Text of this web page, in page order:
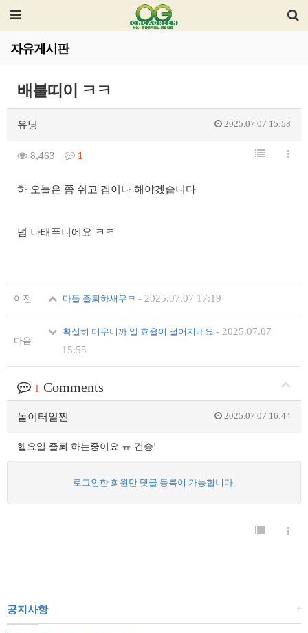
자유게시판
배불띠이 ㅋㅋ
유닝 2025.07.07 15:58
8,463 1
하 오늘은 쫌 쉬고 겜이나 해야겠습니다
넘 나태푸니에요 ㅋㅋ
이전 다들 즐퇴하새우ㅋ - 2025.07.07 17:19
다음
확실히 더우니까 일 효율이 떨어지네요 - 2025.07.07
15:55
1 Comments
놀이터일찐 2025.07.07 16:44
헬요일 즐퇴 하는중이요 ㅠ 건승!
로그인한 회원만 댓글 등록이 가능합니다.
+
공지사항